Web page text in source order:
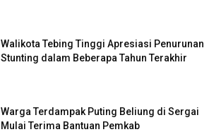
Walikota Tebing Tinggi Apresiasi Penurunan
Stunting dalam Beberapa Tahun Terakhir
Warga Terdampak Puting Beliung di Sergai
Mulai Terima Bantuan Pemkab